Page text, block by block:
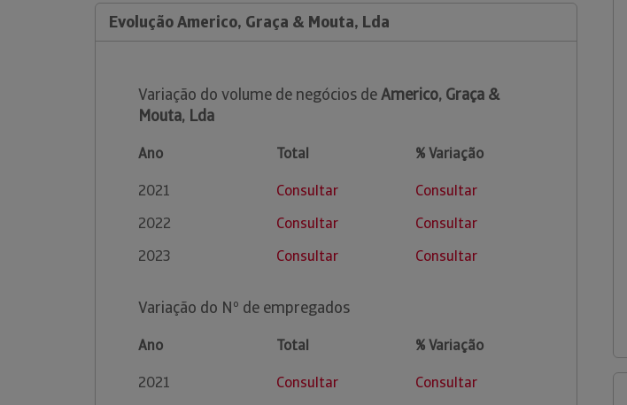
Evolução Americo, Graça & Mouta, Lda
Variação do volume de negócios deAmerico, Graça &
Mouta, Lda
Ano Total
% Variação
2021
Consultar
Consultar
2022
Consultar
Consultar
2023
Consultar Consultar
Variação do Nº de empregados
Ano Total
% Variação
2021
Consultar
Consultar